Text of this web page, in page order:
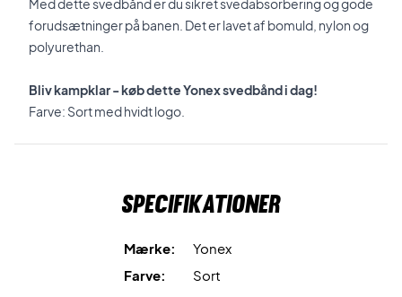
Med dette svedbånd er du sikret svedabsorbering og gode
forudsætninger på banen. Det er lavet af bomuld, nylon og
polyurethan.
Bliv kampklar - køb dette Yonex svedbånd i dag!
Farve: Sort med hvidt logo.
Specifikationer
Mærke:
Yonex
Farve:
Sort